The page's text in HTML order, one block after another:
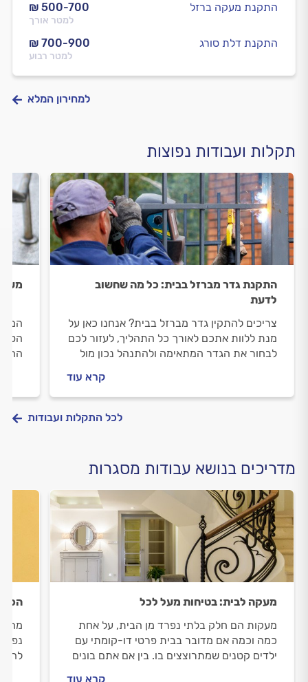
₪ 500-700
למטר אורך
התקנת מעקה ברזל
₪ 700-900
למטר רבוע
התקנת דלת סורג
למחירון המלא
תקלות ועבודות נפוצות
התקנת גדר מברזל בבית: כל מה שחשוב
לדעת
צריכים להתקין גדר מברזל בבית? אנחנו כאן על
מנת ללוות אתכם לאורך כל התהליך, לעזור לכם
לבחור את הגדר המתאימה ולהתנהל נכון מול
קרא עוד
לכל התקלות ועבודות
מדריכים בנושא עבודות מסגרות
מעקה לבית: בטיחות מעל לכל
מעקות הם חלק בלתי נפרד מן הבית, על אחת
כמה וכמה אם מדובר בבית פרטי דו-קומתי עם
ילדים קטנים שמתרוצצים בו. בין אם אתם בונים
קרא עוד
הכל
מה